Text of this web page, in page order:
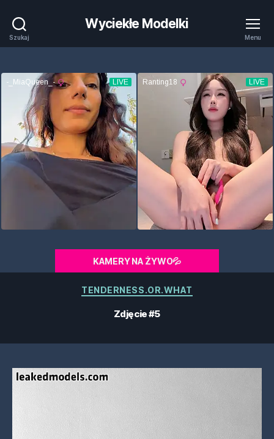
Szukaj
Wyciekłe Modelki
Menu
KAMERY NA ŻYWO💦
Kategorie
TENDERNESS.OR.WHAT
Zdjęcie #5